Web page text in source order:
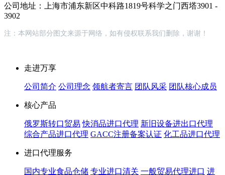
公司地址：上海市浦东新区中科路1819号科学之门西塔3901 -
3902
注：本网站部分图文来源于网络，如有侵权联系我们删除，谢谢！
走进万享
公司简介 公司理念 领航者寄言 团队风采 团队核心成员
核心产品
俄罗斯转口贸易 快消品进口代理 新旧设备进出口代理
综合产品进口代理 GACC注册备案认证 化工品进口代理
进口代理服务
国内专业食品仓储 专业进口清关 一般贸易代理进口 进